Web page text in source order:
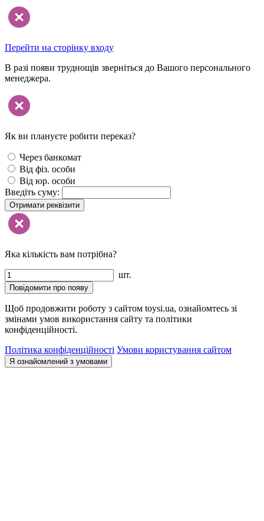
Перейти на сторінку входу
В разі появи труднощів зверніться до Вашого персонального
менеджера.
Як ви плануєте робити переказ?
Через банкомат
Від фіз. особи
Від юр. особи
Введіть суму:
Отримати реквізити
Яка кількість вам потрібна?
шт.
Повідомити про появу
Щоб продовжити роботу з сайтом toysi.ua, ознайомтесь зі
змінами умов використання сайту та політики
конфіденційності.
Політика конфіденційності Умови користування сайтом
Я ознайомлений з умовами